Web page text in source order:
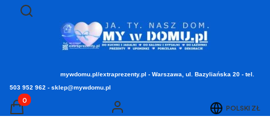
Otwórz wyszukiwarkę
Szukaj
mywdomu.pl/extraprezenty.pl - Warszawa, ul. Bazyliańska 20 - tel.
503 952 962 - sklep@mywdomu.pl
Produkty w koszyku: 0. Zobacz szczegóły
Koszyk Zaloguj się POLSKI ZŁ